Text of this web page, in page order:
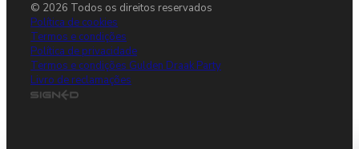
© 2026 Todos os direitos reservados
Política de cookies
Termos e condições
Política de privacidade
Termos e condições Gulden Draak Party
Livro de reclamações